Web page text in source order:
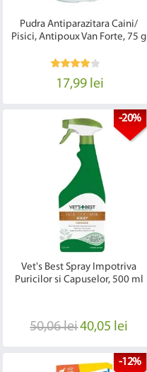
Pudra Antiparazitara Caini/
Pisici, Antipoux Van Forte, 75 g
17,99 lei
-20%
Vet's Best Spray Impotriva
Puricilor si Capuselor, 500 ml
50,06 lei40,05 lei
-12%